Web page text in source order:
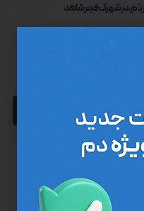
دَم، در شهرک فجر شاهد
...